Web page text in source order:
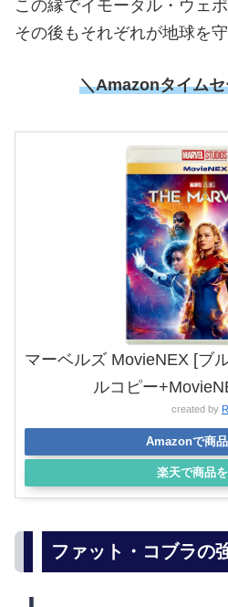
この縁でイモータル・ウェ
その後もそれぞれが地球を
＼Amazonタイム
マーベルズ MovieNEX [ブ
ルコピー
created by
Amazonで商
楽天で商品
ファット・コブラの